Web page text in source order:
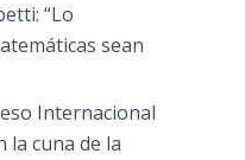
“Lo
sean
Internacional
la cuna de la